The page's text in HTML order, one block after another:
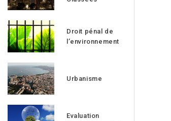
Droit pénal de
l’environnement
Urbanisme
Evaluation